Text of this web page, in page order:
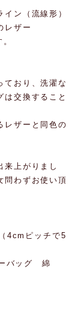
ン（流線形）
レザー
ており、洗濯な
交換すること
レザーと同色の
来上がりまし
問わずお使い頂
4cmピッチで5
バッグ 綿